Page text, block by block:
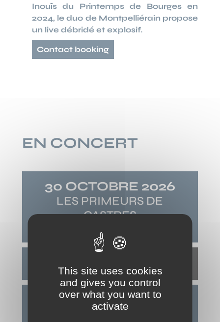
Inouïs du Printemps de Bourges en
2024, le duo de Montpelliérain propose
un live débridé et explosif.
Contact booking
EN CONCERT
30 OCTOBRE 2026
LES PRIMEURS DE
CASTRES
31 OCTOBRE 2026
LES PRIMEURS DE MASSY
This site uses cookies
and gives you control
over what you want to
activate